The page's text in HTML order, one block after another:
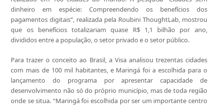
dinheiro em espécie: Compreendendo os benefícios dos
pagamentos digitais”, realizada pela Roubini ThoughtLab, mostrou
que os benefícios totalizariam quase R$ 1,1 bilhão por ano,
divididos entre a população, o setor privado e o setor público.
Para trazer o conceito ao Brasil, a Visa analisou trezentas cidades
com mais de 100 mil habitantes, e Maringá foi a escolhida para o
lançamento do programa por apresentar capacidade de
desenvolvimento não só do próprio município, mas de toda região
onde se situa. “Maringá foi escolhida por ser um importante centro